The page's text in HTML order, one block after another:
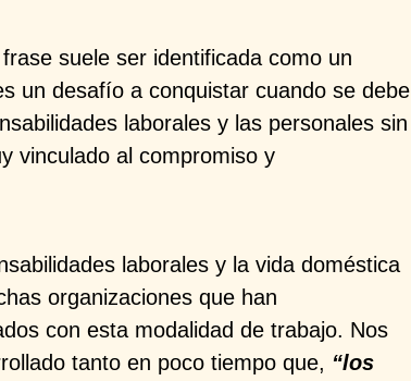
suele ser identificada como un
un desafío a conquistar cuando se debe
laborales y las personales sin
vinculado al compromiso y
laborales y la vida doméstica
organizaciones que han
con esta modalidad de trabajo. Nos
tanto en poco tiempo que, “los